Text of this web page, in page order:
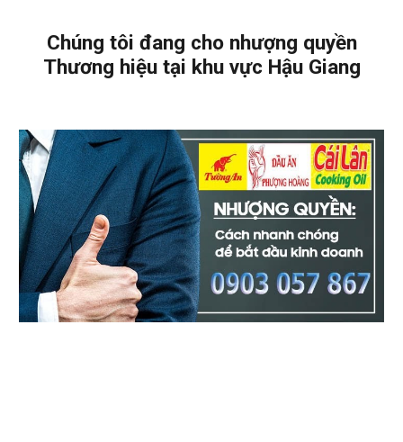
Chúng tôi đang cho nhượng quyền
Thương hiệu tại khu vực Hậu Giang